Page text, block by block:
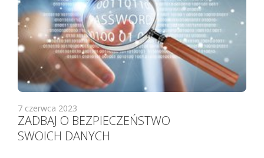
7 czerwca 2023
ZADBAJ O BEZPIECZEŃSTWO
SWOICH DANYCH